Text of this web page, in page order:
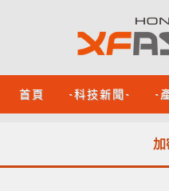
首頁 -科技新聞- -
加